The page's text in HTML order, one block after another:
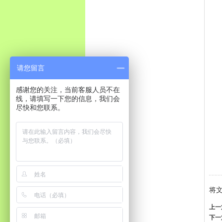
将
上
下
请您留言
感谢您的关注，当前客服人员不在
线，请填写一下您的信息，我们会
尽快和您联系。